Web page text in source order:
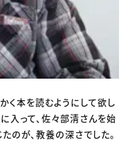
く本を読むようにして欲し
入って、佐々部清さんを始
のが、教養の深さでした。